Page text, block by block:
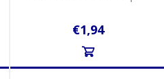
€1,94